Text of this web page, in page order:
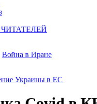
Война в Иране
Украины в ЕС